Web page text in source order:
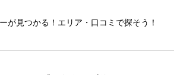
が見つかる！エリア・口コミで探そう！